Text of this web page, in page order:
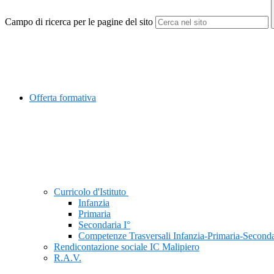
Campo di ricerca per le pagine del sito
Offerta formativa
Curricolo d'Istituto
Infanzia
Primaria
Secondaria I°
Competenze Trasversali Infanzia-Primaria-
Rendicontazione sociale IC Malipiero
R.A.V.